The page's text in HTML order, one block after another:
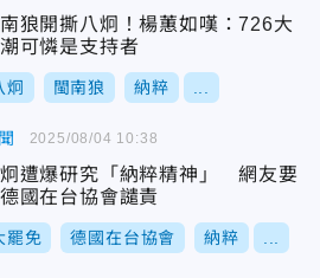
狼開撕八炯！楊蕙如嘆：726大
可憐是支持者
炯 閩南狼 納粹
遭爆研究「納粹精神」 網友要
國在台協會譴責
罷免 德國在台協會 納粹
2025/08/04 10:38